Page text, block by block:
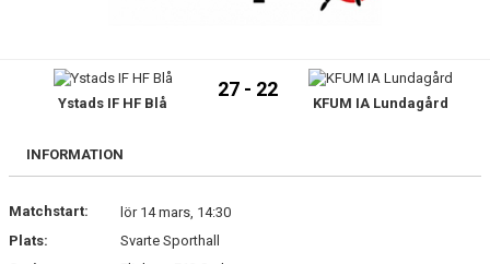
TRUPPEN
BILDGALLERI
Ystads IF HF Blå
27 - 22
KFUM IA Lundagård
INFORMATION
Matchstart:
lör 14 mars, 14:30
Plats:
Svarte Sporthall